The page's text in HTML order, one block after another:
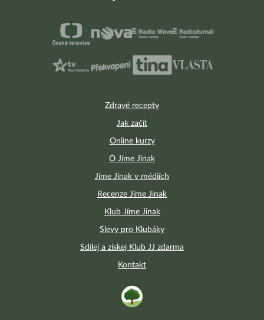
Zdravé recepty
Jak začít
Online kurzy
O Jíme Jinak
Jíme Jinak v médiích
Recenze Jíme Jinak
Klub Jíme Jinak
Slevy pro Klubáky
Sdílej a získej Klub JJ zdarma
Kontakt